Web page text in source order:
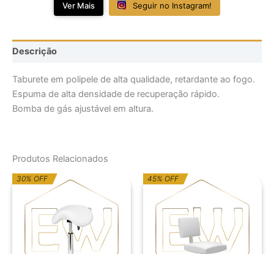
Ver Mais Seguir no Instagram!
Descrição
Taburete em polipele de alta qualidade, retardante ao fogo.
Espuma de alta densidade de recuperação rápido.
Bomba de gás ajustável em altura.
Produtos Relacionados
30% OFF
O
preço
original
era:
154,40€.
O
preço
atual
é:
108,08€.
45% OFF
O
preço
original
era:
328,16€.
O
preço
atual
é:
180,49€.